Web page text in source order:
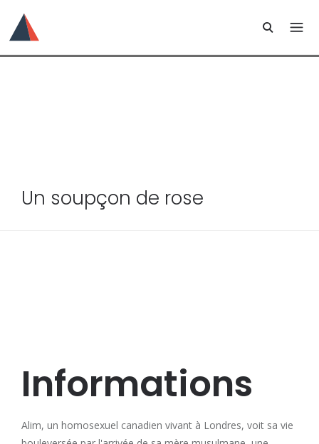
Un soupçon de rose
Informations
Alim, un homosexuel canadien vivant à Londres, voit sa vie